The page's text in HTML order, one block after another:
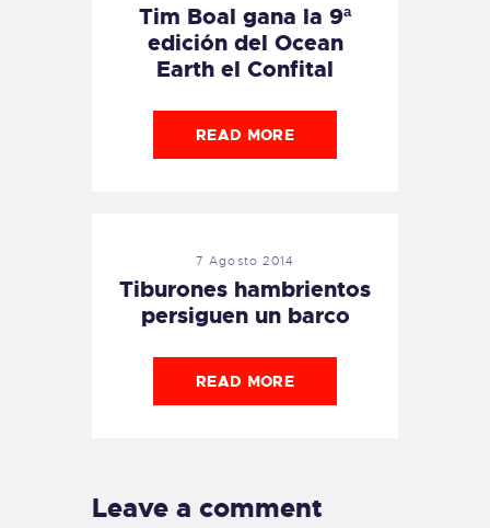
Tim Boal gana la 9ª
edición del Ocean
Earth el Confital
READ MORE
7 Agosto 2014
Tiburones hambrientos
persiguen un barco
READ MORE
Leave a comment